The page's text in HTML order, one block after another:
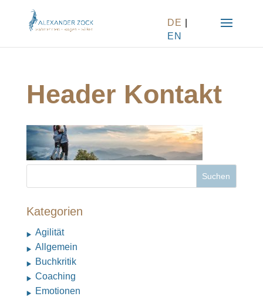
DE
EN
Header Kontakt
Kategorien
Agilität
Allgemein
Buchkritik
Coaching
Emotionen